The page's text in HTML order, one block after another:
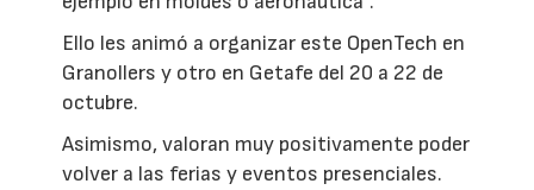
Ello les animó a organizar este OpenTech en
Granollers y otro en Getafe del 20 a 22 de
octubre.
Asimismo, valoran muy positivamente poder
volver a las ferias y eventos presenciales.